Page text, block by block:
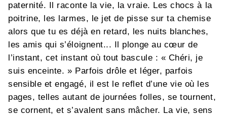
paternité. Il raconte la vie, la vraie. Les chocs à la
poitrine, les larmes, le jet de pisse sur ta chemise
alors que tu es déjà en retard, les nuits blanches,
les amis qui s’éloignent... Il plonge au cœur de
l’instant, cet instant où tout bascule : « Chéri, je
suis enceinte. » Parfois drôle et léger, parfois
sensible et engagé, il est le reflet d’une vie où les
pages, telles autant de journées folles, se tournent,
se cornent, et s’avalent sans mâcher. La vie, sens